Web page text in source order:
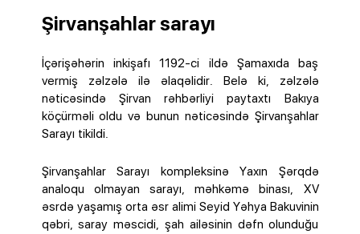
Şirvanşahlar sarayı
İçərişəhərin inkişafı 1192-ci ildə Şamaxıda baş
vermiş zəlzələ ilə əlaqəlidir. Belə ki, zəlzələ
nəticəsində Şirvan rəhbərliyi paytaxtı Bakıya
köçürməli oldu və bunun nəticəsində Şirvanşahlar
Sarayı tikildi.
Şirvanşahlar Sarayı kompleksinə Yaxın Şərqdə
analoqu olmayan sarayı, məhkəmə binası, XV
əsrdə yaşamış orta əsr alimi Seyid Yəhya Bakuvinin
qəbri, saray məscidi, şah ailəsinin dəfn olunduğu